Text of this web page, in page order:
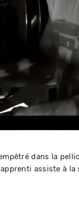
dans la
assiste à la